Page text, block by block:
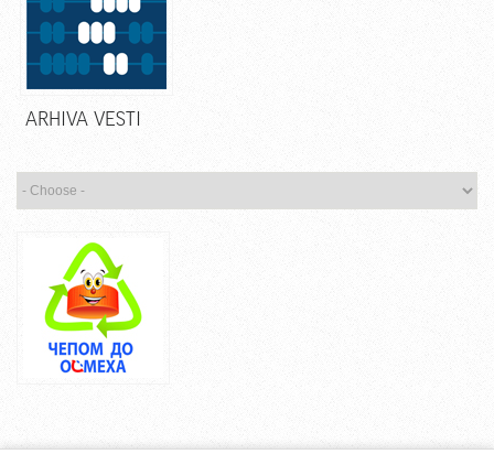
ARHIVA VESTI